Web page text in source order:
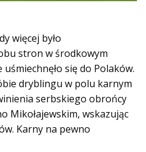
więcej było
stron w środkowym
się do Polaków.
dryblingu w polu karnym
serbskiego obrońcy
Mikołajewskim, wskazując
Karny na pewno